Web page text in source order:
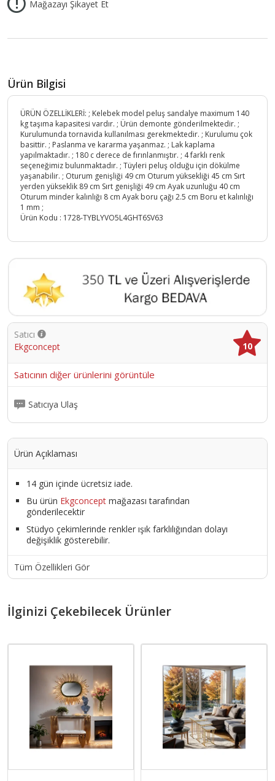
Mağazayı Şikayet Et
Ürün Bilgisi
ÜRÜN ÖZELLİKLERİ: ; Kelebek model peluş sandalye maximum 140
kg taşıma kapasitesi vardır. ; Ürün demonte gönderilmektedir. ;
Kurulumunda tornavida kullanılması gerekmektedir. ; Kurulumu çok
basittir. ; Paslanma ve kararma yaşanmaz. ; Lak kaplama
yapılmaktadır. ; 180 c derece de fırınlanmıştır. ; 4 farklı renk
seçeneğimiz bulunmaktadır. ; Tüyleri peluş olduğu için dökülme
yaşanabilir. ; Oturum genişliği 49 cm Oturum yüksekliği 45 cm Sırt
yerden yükseklik 89 cm Sırt genişliği 49 cm Ayak uzunluğu 40 cm
Oturum minder kalınlığı 8 cm Ayak boru çağı 2.5 cm Boru et kalınlığı
1 mm ;
Ürün Kodu : 1728-TYBLYVO5L4GHT6SV63
Satıcı
Ekgconcept
10
Satıcının diğer ürünlerini görüntüle
Satıcıya Ulaş
Ürün Açıklaması
14 gün içinde ücretsiz iade.
Bu ürün Ekgconcept mağazası tarafından
gönderilecektir
Stüdyo çekimlerinde renkler ışık farklılığından dolayı
değişiklik gösterebilir.
Tüm Özellikleri Gör
İlginizi Çekebilecek Ürünler